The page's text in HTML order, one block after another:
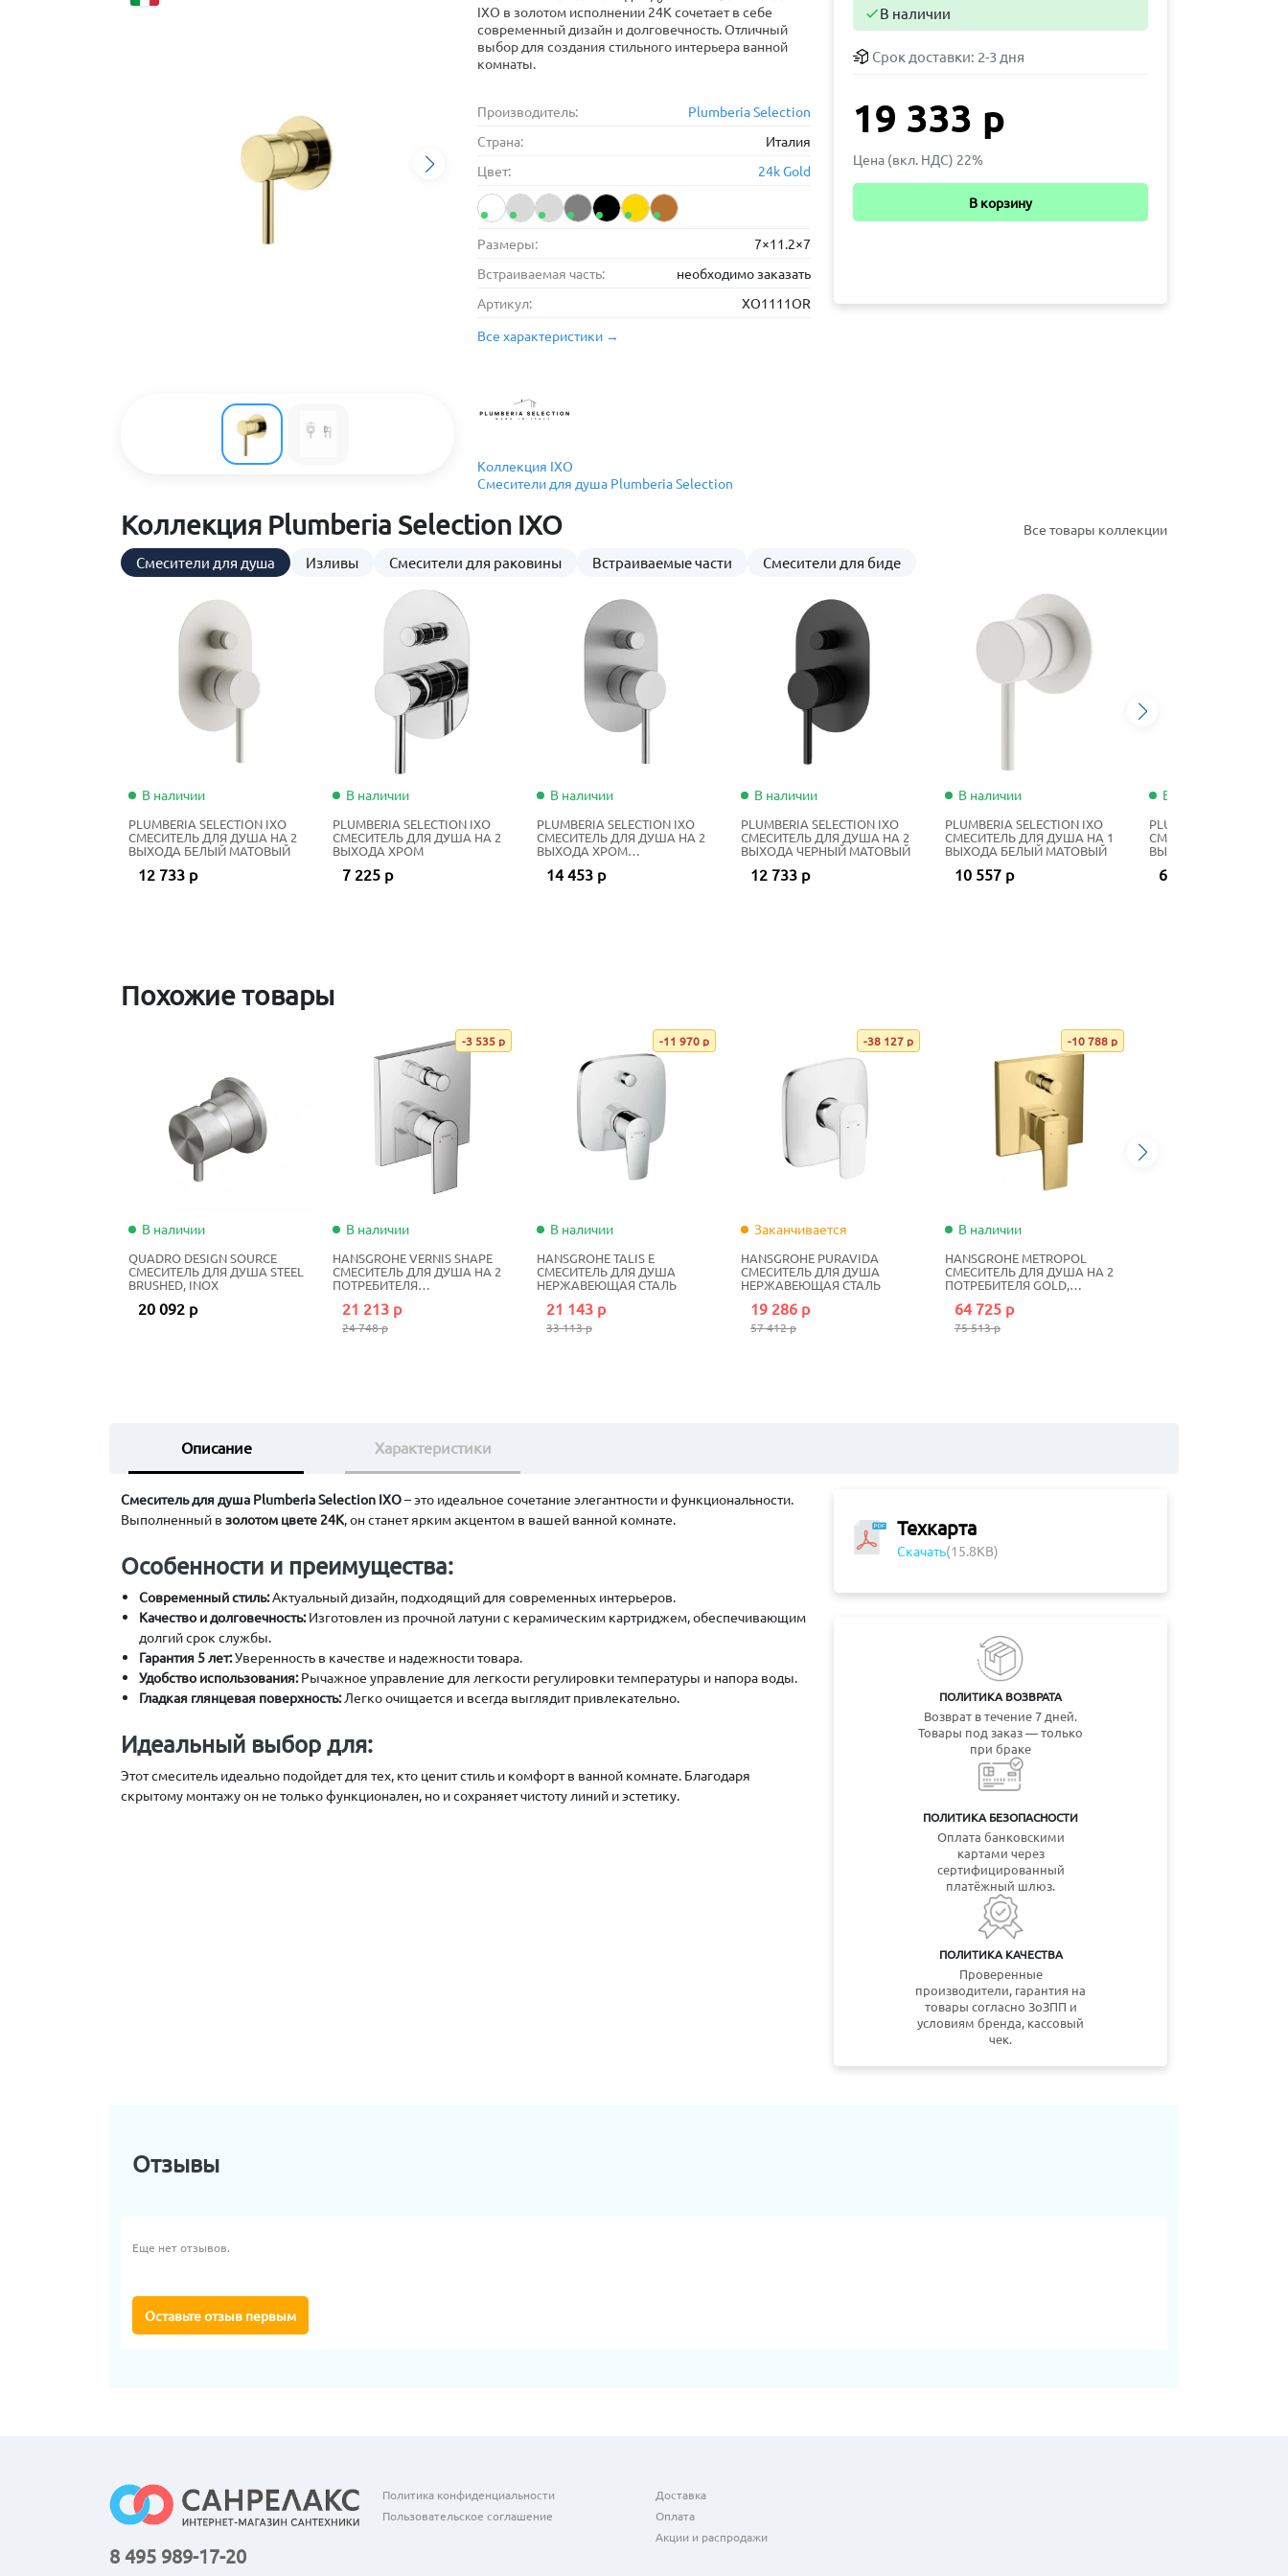
IXO в золотом исполнении 24К сочетает в себе
современный дизайн и долговечность. Отличный
выбор для создания стильного интерьера ванной
комнаты.
Производитель:
Plumberia Selection
Страна:
Италия
Цвет:
24k Gold
Размеры:
7×11.2×7
Встраиваемая часть:
необходимо заказать
Артикул:
XO1111OR
Все характеристики →
Коллекция IXO
Смесители для душа Plumberia Selection
В наличии
Срок доставки: 2-3 дня
19 333 р
Цена (вкл. НДС) 22%
В корзину
Коллекция Plumberia Selection IXO Все товары коллекции
Смесители для душа Изливы Смесители для раковины Встраиваемые части Смесители для биде
В наличии
PLUMBERIA SELECTION IXO
СМЕСИТЕЛЬ ДЛЯ ДУША НА 2
ВЫХОДА БЕЛЫЙ МАТОВЫЙ
12 733 р
В наличии
PLUMBERIA SELECTION IXO
СМЕСИТЕЛЬ ДЛЯ ДУША НА 2
ВЫХОДА ХРОМ
7 225 р
В наличии
PLUMBERIA SELECTION IXO
СМЕСИТЕЛЬ ДЛЯ ДУША НА 2
ВЫХОДА ХРОМ
14 453 р
В наличии
PLUMBERIA SELECTION IXO
СМЕСИТЕЛЬ ДЛЯ ДУША НА 2
ВЫХОДА ЧЕРНЫЙ МАТОВЫЙ
12 733 р
В наличии
PLUMBERIA SELECTION IXO
СМЕСИТЕЛЬ ДЛЯ ДУША НА 1
ВЫХОДА БЕЛЫЙ МАТОВЫЙ
10 557 р
В наличии
PLUMBERIA SELECTION
СМЕСИТЕЛЬ ДЛЯ
ВЫХОДА ХРОМ
6 883 р
Похожие товары
В наличии
QUADRO DESIGN SOURCE
СМЕСИТЕЛЬ ДЛЯ ДУША STEEL
BRUSHED, INOX
20 092 р
-3 535 р
В наличии
HANSGROHE VERNIS SHAPE
СМЕСИТЕЛЬ ДЛЯ ДУША НА 2
ПОТРЕБИТЕЛЯ
21 213 р
24 748 р
-11 970 р
В наличии
HANSGROHE TALIS E
СМЕСИТЕЛЬ ДЛЯ ДУША
НЕРЖАВЕЮЩАЯ СТАЛЬ
21 143 р
33 113 р
-38 127 р
Заканчивается
HANSGROHE PURAVIDA
СМЕСИТЕЛЬ ДЛЯ ДУША
НЕРЖАВЕЮЩАЯ СТАЛЬ
19 286 р
57 412 р
-10 788 р
В наличии
HANSGROHE METROPOL
СМЕСИТЕЛЬ ДЛЯ ДУША НА 2
ПОТРЕБИТЕЛЯ GOLD,
64 725 р
75 513 р
Описание Характеристики
Техкарта
Скачать(15.8KB)
ПОЛИТИКА ВОЗВРАТА
Возврат в течение 7 дней.
Товары под заказ — только
при браке
ПОЛИТИКА БЕЗОПАСНОСТИ
Оплата банковскими
картами через
сертифицированный
платёжный шлюз.
ПОЛИТИКА КАЧЕСТВА
Проверенные
производители, гарантия на
товары согласно ЗоЗПП и
условиям бренда, кассовый
чек.
Смеситель для душа Plumberia Selection IXO– это идеальное сочетание элегантности и функциональности.
Выполненный в золотом цвете 24К, он станет ярким акцентом в вашей ванной комнате.
Особенности и преимущества:
Современный стиль:Актуальный дизайн, подходящий для современных интерьеров.
Качество и долговечность:Изготовлен из прочной латуни с керамическим картриджем, обеспечивающим
долгий срок службы.
Гарантия 5 лет:Уверенность в качестве и надежности товара.
Удобство использования:Рычажное управление для легкости регулировки температуры и напора воды.
Гладкая глянцевая поверхность:Легко очищается и всегда выглядит привлекательно.
Идеальный выбор для:
Этот смеситель идеально подойдет для тех, кто ценит стиль и комфорт в ванной комнате. Благодаря
скрытому монтажу он не только функционален, но и сохраняет чистоту линий и эстетику.
Отзывы
Еще нет отзывов.
Оставьте отзыв первым
8 495 989-17-20
Политика конфиденциальности
Пользовательское соглашение
Доставка
Оплата
Акции и распродажи